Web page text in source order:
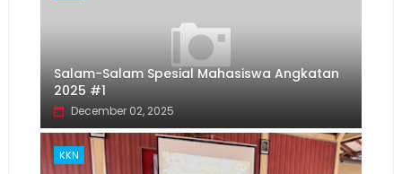
Salam-Salam Spesial Mahasiswa Angkatan
2025 #1
December 02, 2025
KKN